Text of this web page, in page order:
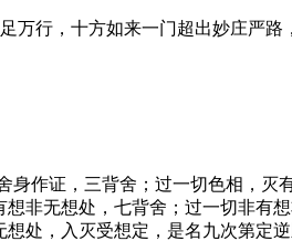
足万行，十方如来一门超出妙庄严路
作证，三背舍；过一切色相，灭
非无想处，七背舍；过一切非有
处，入灭受想定，是名九次第定逆